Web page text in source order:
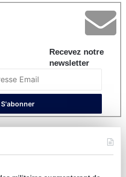
Recevez notre
newsletter